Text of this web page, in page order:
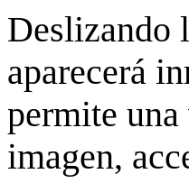
Deslizando
aparecerá
permite
imagen,